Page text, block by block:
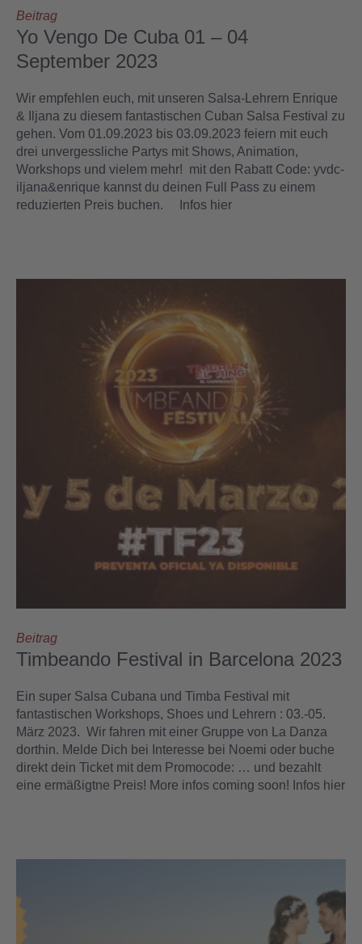
Beitrag
Yo Vengo De Cuba 01 – 04
September 2023
Wir empfehlen euch, mit unseren Salsa-Lehrern Enrique
& Iljana zu diesem fantastischen Cuban Salsa Festival zu
gehen. Vom 01.09.2023 bis 03.09.2023 feiern mit euch
drei unvergessliche Partys mit Shows, Animation,
Workshops und vielem mehr! mit den Rabatt Code: yvdc-
iljana&enrique kannst du deinen Full Pass zu einem
reduzierten Preis buchen. Infos hier
Beitrag
Timbeando Festival in Barcelona 2023
Ein super Salsa Cubana und Timba Festival mit
fantastischen Workshops, Shoes und Lehrern : 03.-05.
März 2023. Wir fahren mit einer Gruppe von La Danza
dorthin. Melde Dich bei Interesse bei Noemi oder buche
direkt dein Ticket mit dem Promocode: … und bezahlt
eine ermäßigtne Preis! More infos coming soon! Infos hier